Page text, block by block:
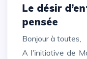
Le désir d’enfants – Le rôle de la
pensée
Bonjour à toutes,
A l'initiative de Mariacha Drai, je vais traiter d'un